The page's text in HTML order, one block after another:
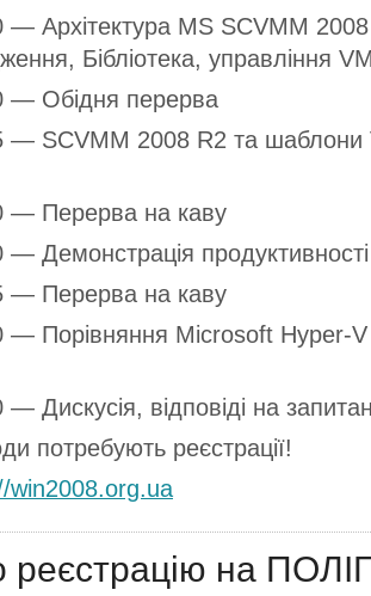
Архітектура MS SCVMM 2008
Бібліотека, управління
— Обідня перерва
SCVMM 2008 R2 та шаблони
— Перерва на каву
Демонстрація
— Перерва на каву
Порівняння Microsoft Hyper-V
Дискусія, відповіді на
потребують реєстрації!
win2008.org.ua
реєстрацію на